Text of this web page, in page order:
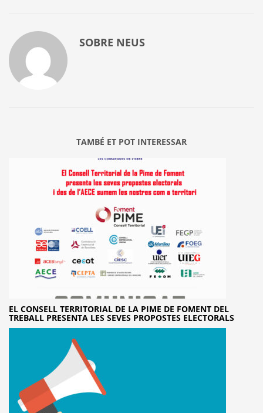
SOBRE NEUS
TAMBÉ ET POT INTERESSAR
EL CONSELL TERRITORIAL DE LA PIME DE FOMENT DEL
TREBALL PRESENTA LES SEVES PROPOSTES ELECTORALS